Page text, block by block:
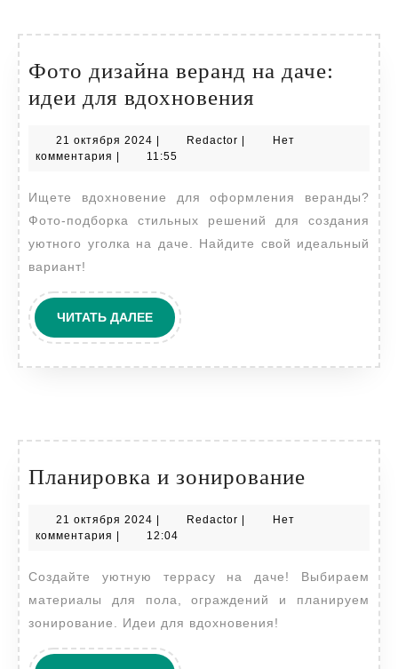
Фото дизайна веранд на даче:
идеи для вдохновения
веранд
даче:
идеи
для
вдохновения
21 октября 2024 21
октября
| Redactor Redactor
|
Нет
комментария | 11:55
Ищете вдохновение для оформления веранды?
Фото-подборка стильных решений для создания
уютного уголка на даче. Найдите свой идеальный
вариант!
ЧИТАТЬ ДАЛЕЕЧИТАТЬ
ДАЛЕЕ
Планировка и зонирование
21 октября 2024 21
октября
Redactor Redactor
Нет
комментария
12:04
Создайте уютную террасу на даче! Выбираем
материалы для пола, ограждений и планируем
зонирование. Идеи для вдохновения!